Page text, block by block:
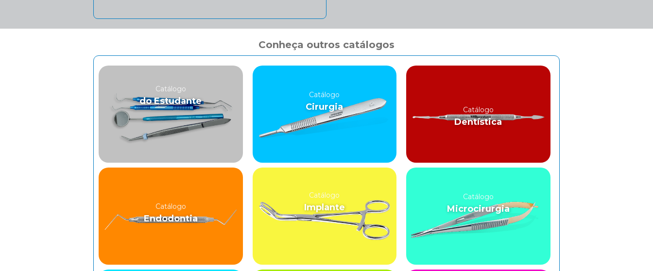
Conheça outros catálogos
Catálogo
do Estudante
Catálogo
Cirurgia Catálogo
Dentística
Catálogo
Endodontia
Catálogo
Implante
Catálogo
Microcirurgia